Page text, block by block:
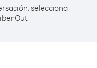
selecciona
Out